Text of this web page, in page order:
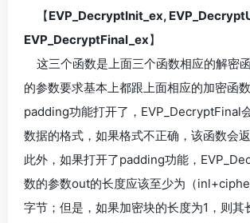
【EVP_DecryptInit_ex,
EVP_DecryptFinal_ex】
这三个函数是上面三个函数相应的解密
的参数要求基本上都跟上面相应的加密函
padding功能打开了，EVP_DecryptFinal
数据的格式，如果格式不正确，该函数会返
此外，如果打开了padding功能，
数的参数out的长度应该至少为（
字节；但是，如果加密块的长度为1，则